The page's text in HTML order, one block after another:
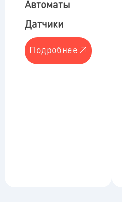
Автоматы
Датчики
Подробнее